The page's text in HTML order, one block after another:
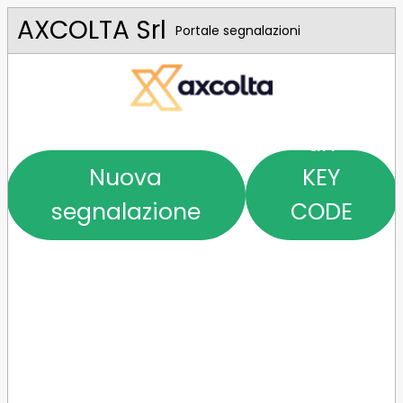
AXCOLTA Srl Portale segnalazioni
Nuova
segnalazione
un
KEY
CODE
o un